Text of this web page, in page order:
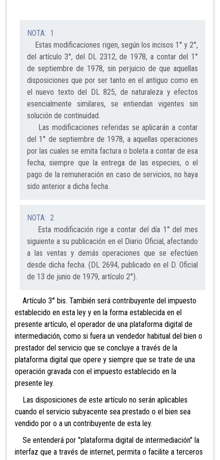
NOTA: 1
Estas modificaciones rigen, según los incisos 1° y 2°,
del artículo 3°, del DL 2312, de 1978, a contar del 1°
de septiembre de 1978, sin perjuicio de que aquellas
disposiciones que por ser tanto en el antiguo como en
el nuevo texto del DL 825, de naturaleza y efectos
esencialmente similares, se entiendan vigentes sin
solución de continuidad.
Las modificaciones referidas se aplicarán a contar
del 1° de septiembre de 1978, a aquellas operaciones
por las cuales se emita factura o boleta a contar de esa
fecha, siempre que la entrega de las especies, o el
pago de la remuneración en caso de servicios, no haya
sido anterior a dicha fecha.
NOTA: 2
Esta modificación rige a contar del día 1° del mes
siguiente a su publicación en el Diario Oficial, afectando
a las ventas y demás operaciones que se efectúen
desde dicha fecha. (DL 2694, publicado en el D. Oficial
de 13 de junio de 1979, artículo 2°).
Artículo 3° bis. También será contribuyente del impuesto
establecido en esta ley y en la forma establecida en el
presente artículo, el operador de una plataforma digital de
intermediación, como si fuera un vendedor habitual del bien o
prestador del servicio que se concluye a través de la
plataforma digital que opere y siempre que se trate de una
operación gravada con el impuesto establecido en la
presente ley.
Las disposiciones de este artículo no serán aplicables
cuando el servicio subyacente sea prestado o el bien sea
vendido por o a un contribuyente de esta ley.
Se entenderá por "plataforma digital de intermediación" la
interfaz que a través de internet, permita o facilite a terceros